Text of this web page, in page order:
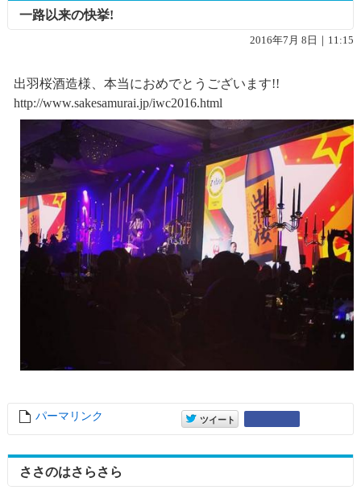
一路以来の快挙!
2016年7月 8日｜11:15
出羽桜酒造様、本当におめでとうございます!!
http://www.sakesamurai.jp/iwc2016.html
パーマリンク entry10260
ツイート
ささのはさらさら